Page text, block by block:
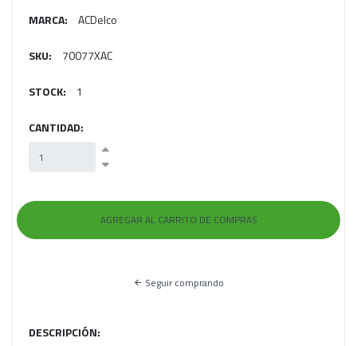
MARCA: ACDelco
SKU: 70077XAC
STOCK: 1
CANTIDAD:
Seguir comprando
DESCRIPCIÓN: